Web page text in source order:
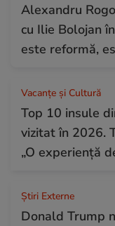
Alexandru
cu Ilie Bolojan
este reformă,
Vacanțe și Cultură
Top 10 insule
vizitat în 2026.
„O experiență
Știri Externe
Donald Trump